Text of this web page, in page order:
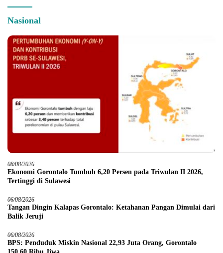
Nasional
08/08/2026
Ekonomi Gorontalo Tumbuh 6,20 Persen pada Triwulan II 2026,
Tertinggi di Sulawesi
06/08/2026
Tangan Dingin Kalapas Gorontalo: Ketahanan Pangan Dimulai dari
Balik Jeruji
06/08/2026
BPS: Penduduk Miskin Nasional 22,93 Juta Orang, Gorontalo
150,60 Ribu Jiwa